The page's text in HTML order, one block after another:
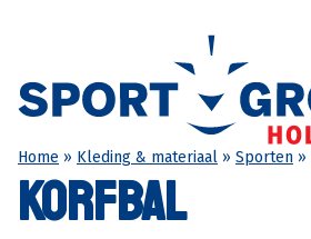
inhoud
Home » Kleding & materiaal » Sporten »
Korfbal